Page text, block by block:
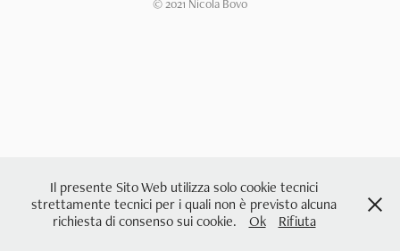
© 2021 Nicola Bovo
Il presente Sito Web utilizza solo cookie tecnici
strettamente tecnici per i quali non è previsto alcuna
richiesta di consenso sui cookie.
Ok Rifiuta